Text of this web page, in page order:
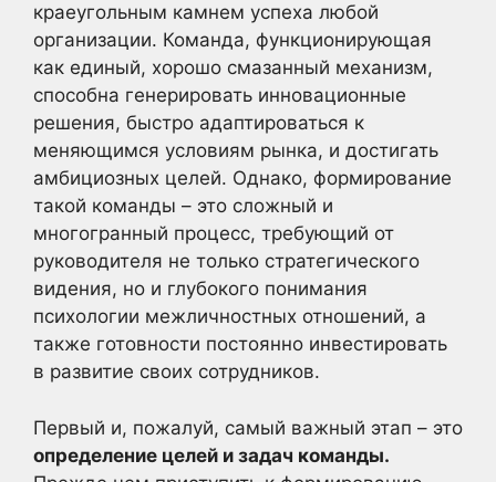
краеугольным камнем успеха любой
организации. Команда, функционирующая
как единый, хорошо смазанный механизм,
способна генерировать инновационные
решения, быстро адаптироваться к
меняющимся условиям рынка, и достигать
амбициозных целей. Однако, формирование
такой команды – это сложный и
многогранный процесс, требующий от
руководителя не только стратегического
видения, но и глубокого понимания
психологии межличностных отношений, а
также готовности постоянно инвестировать
в развитие своих сотрудников.
Первый и, пожалуй, самый важный этап – это
определение целей и задач команды.